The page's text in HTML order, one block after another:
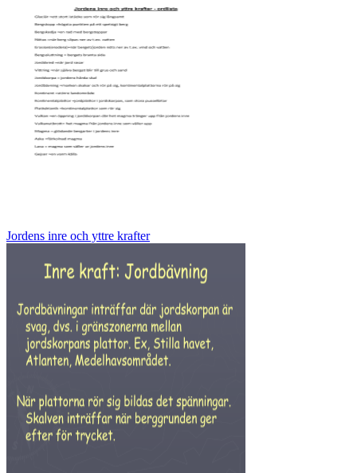
Jordens inre och yttre krafter